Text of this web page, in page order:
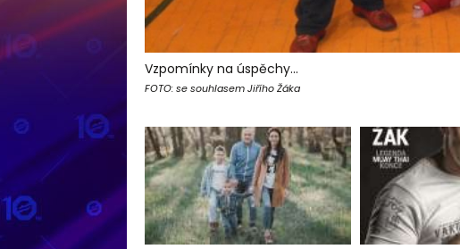
Vzpomínky na úspěchy...
FOTO: se souhlasem Jiřího Žáka